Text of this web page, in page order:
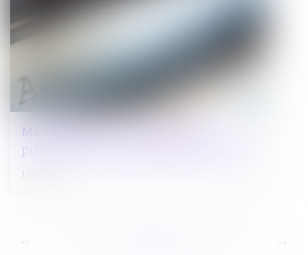
Marchés publics : la dispense de
publicité est prolongée jusqu’à fin 2025
15/01/2025
<< >>